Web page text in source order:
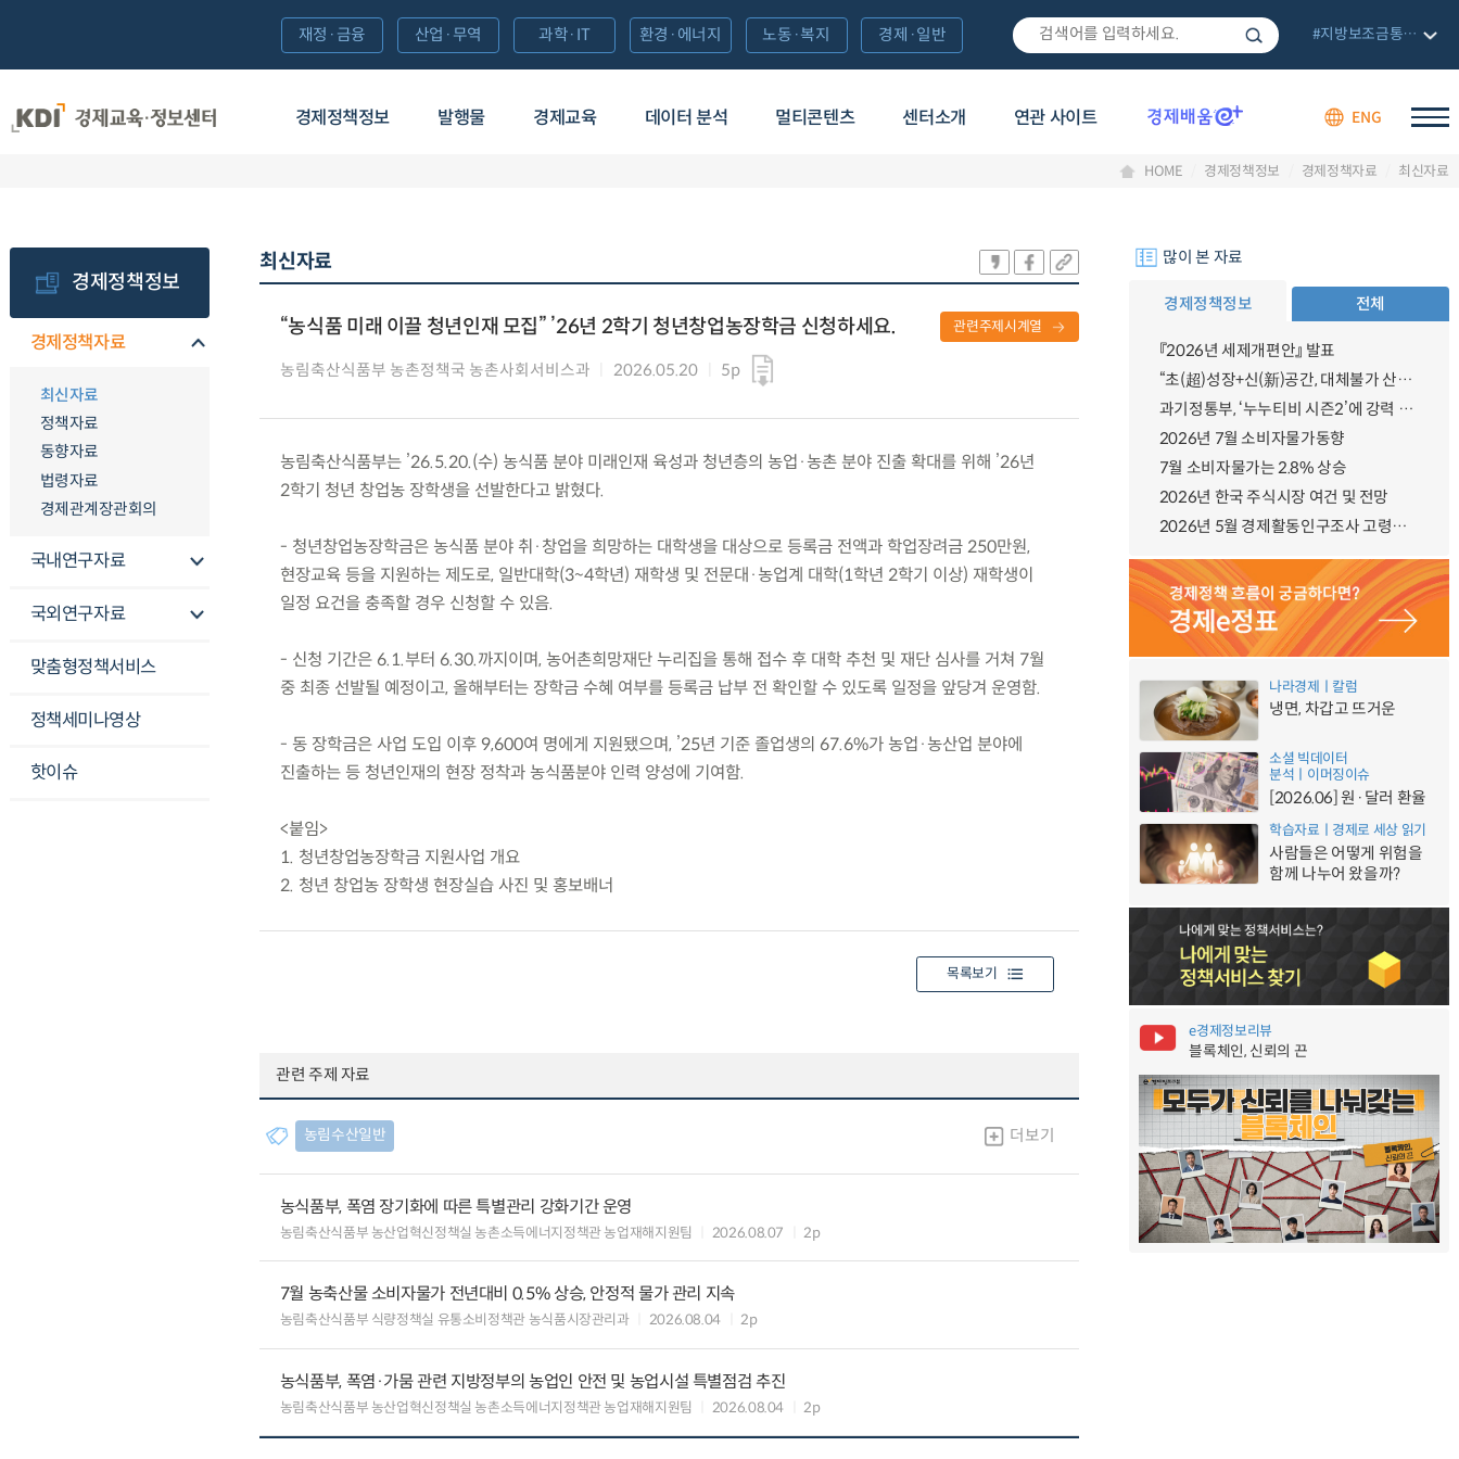
경제정책정보 발행물 경제교육 데이터 분석 멀티콘텐츠 센터소개 연관 사이트 ENG
재정·금융 산업·무역 과학·IT 환경·에너지 노동·복지 경제·일반 #지방보조금통합관리망
HOME 경제정책정보 경제정책자료 최신자료
경제정책정보
경제정책자료
최신자료
정책자료
동향자료
법령자료
경제관계장관회의
국내연구자료
국외연구자료
맞춤형정책서비스
정책세미나영상
핫이슈
최신자료
“농식품 미래 이끌 청년인재 모집” ’26년 2학기 청년창업농장학금 신청하세요.
농림축산식품부 농촌정책국 농촌사회서비스과 2026.05.20 5p
관련주제시계열
농림축산식품부는 ’26.5.20.(수) 농식품 분야 미래인재 육성과 청년층의 농업·농촌 분야 진출 확대를 위해 ’26년
2학기 청년 창업농 장학생을 선발한다고 밝혔다.
- 청년창업농장학금은 농식품 분야 취·창업을 희망하는 대학생을 대상으로 등록금 전액과 학업장려금 250만원,
현장교육 등을 지원하는 제도로, 일반대학(3~4학년) 재학생 및 전문대·농업계 대학(1학년 2학기 이상) 재학생이
일정 요건을 충족할 경우 신청할 수 있음.
- 신청 기간은 6.1.부터 6.30.까지이며, 농어촌희망재단 누리집을 통해 접수 후 대학 추천 및 재단 심사를 거쳐 7월
중 최종 선발될 예정이고, 올해부터는 장학금 수혜 여부를 등록금 납부 전 확인할 수 있도록 일정을 앞당겨 운영함.
- 동 장학금은 사업 도입 이후 9,600여 명에게 지원됐으며, ’25년 기준 졸업생의 67.6%가 농업·농산업 분야에
진출하는 등 청년인재의 현장 정착과 농식품분야 인력 양성에 기여함.
<붙임>
1. 청년창업농장학금 지원사업 개요
2. 청년 창업농 장학생 현장실습 사진 및 홍보배너
목록보기
관련 주제 자료
농림수산일반 더보기
농식품부, 폭염 장기화에 따른 특별관리 강화기간 운영
농림축산식품부 농산업혁신정책실 농촌소득에너지정책관 농업재해지원팀 2026.08.07 2p
7월 농축산물 소비자물가 전년대비 0.5% 상승, 안정적 물가 관리 지속
농림축산식품부 식량정책실 유통소비정책관 농식품시장관리과 2026.08.04 2p
농식품부, 폭염·가뭄 관련 지방정부의 농업인 안전 및 농업시설 특별점검 추진
농림축산식품부 농산업혁신정책실 농촌소득에너지정책관 농업재해지원팀 2026.08.04 2p
많이 본 자료
경제정책정보 전체
『2026년 세제개편안』 발표
“초(超)성장+신(新)공간, 대체불가 산업강국”
과기정통부, ‘누누티비 시즌2’에 강력 대응 의지 밝혀
2026년 7월 소비자물가동향
7월 소비자물가는 2.8% 상승
2026년 한국 주식시장 여건 및 전망
2026년 5월 경제활동인구조사 고령층 부가조사 결과
나라경제ㅣ칼럼
냉면, 차갑고 뜨거운
소셜 빅데이터
분석ㅣ이머징이슈
[2026.06] 원·달러 환율
학습자료ㅣ경제로 세상 읽기
사람들은 어떻게 위험을
함께 나누어 왔을까?
e경제정보리뷰
블록체인, 신뢰의 끈